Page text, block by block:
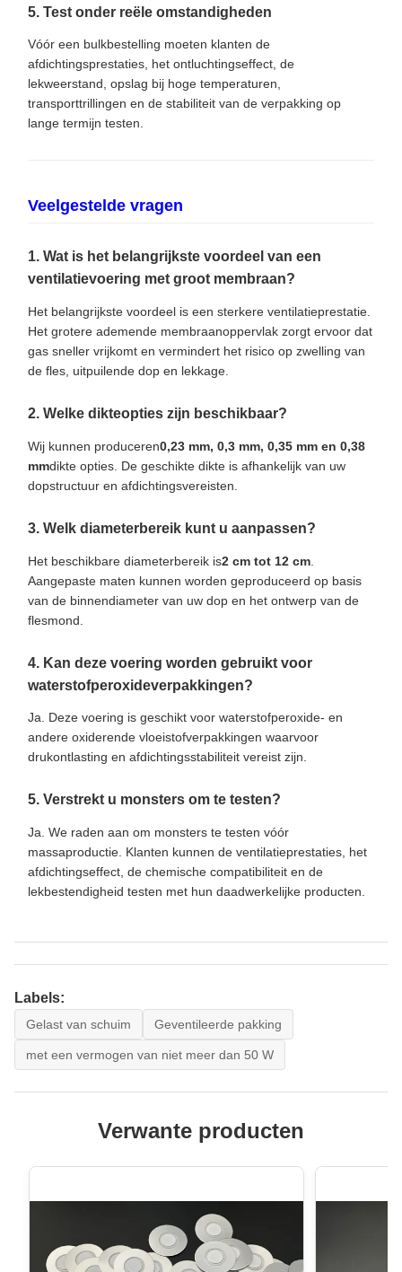
5. Test onder reële omstandigheden
Vóór een bulkbestelling moeten klanten de
afdichtingsprestaties, het ontluchtingseffect, de
lekweerstand, opslag bij hoge temperaturen,
transporttrillingen en de stabiliteit van de verpakking op
lange termijn testen.
Veelgestelde vragen
1. Wat is het belangrijkste voordeel van een
ventilatievoering met groot membraan?
Het belangrijkste voordeel is een sterkere ventilatieprestatie.
Het grotere ademende membraanoppervlak zorgt ervoor dat
gas sneller vrijkomt en vermindert het risico op zwelling van
de fles, uitpuilende dop en lekkage.
2. Welke dikteopties zijn beschikbaar?
Wij kunnen produceren0,23 mm, 0,3 mm, 0,35 mm en 0,38
mmdikte opties. De geschikte dikte is afhankelijk van uw
dopstructuur en afdichtingsvereisten.
3. Welk diameterbereik kunt u aanpassen?
Het beschikbare diameterbereik is2 cm tot 12 cm
Aangepaste maten kunnen worden geproduceerd op basis
van de binnendiameter van uw dop en het ontwerp van de
flesmond.
4. Kan deze voering worden gebruikt voor
waterstofperoxideverpakkingen?
Ja. Deze voering is geschikt voor waterstofperoxide- en
andere oxiderende vloeistofverpakkingen waarvoor
drukontlasting en afdichtingsstabiliteit vereist zijn.
5. Verstrekt u monsters om te testen?
Ja. We raden aan om monsters te testen vóór
massaproductie. Klanten kunnen de ventilatieprestaties, het
afdichtingseffect, de chemische compatibiliteit en de
lekbestendigheid testen met hun daadwerkelijke producten.
Labels:
Gelast van schuim Geventileerde pakking
met een vermogen van niet meer dan 50 W
Verwante producten